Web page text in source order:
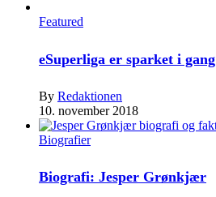
Featured
eSuperliga er sparket i gang
By Redaktionen
10. november 2018
Biografier
Biografi: Jesper Grønkjær